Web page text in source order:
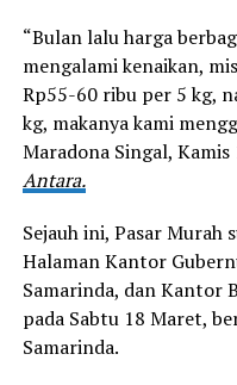
“Bulan lalu harga
mengalami kenaikan,
Rp55-60 ribu per 5 kg,
kg, makanya kami
Maradona Singal,
Antara.
Sejauh ini, Pasar Murah
Halaman Kantor
Samarinda, dan Kantor
pada Sabtu 18 Maret,
Samarinda.